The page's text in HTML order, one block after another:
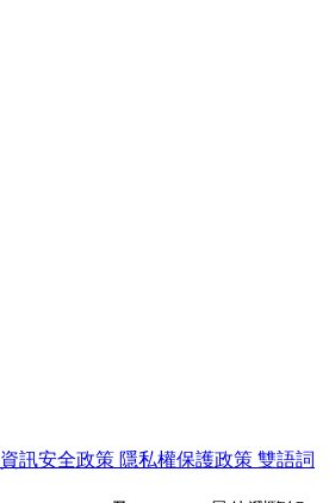
資訊安全政策 隱私權保護政策 雙語詞